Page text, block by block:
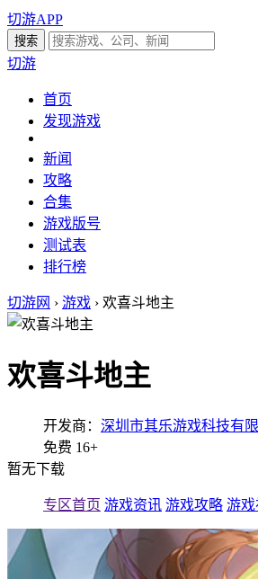
切游APP
切游
首页
发现游戏
新闻
攻略
合集
游戏版号
测试表
排行榜
切游网 › 游戏 › 欢喜斗地主
欢喜斗地主
开发商： 深圳市其乐游戏科技有
免费 16+
暂无下载
专区首页 游戏资讯 游戏攻略 游戏